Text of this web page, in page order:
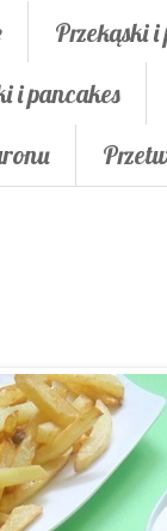
Przekąski
i pancakes